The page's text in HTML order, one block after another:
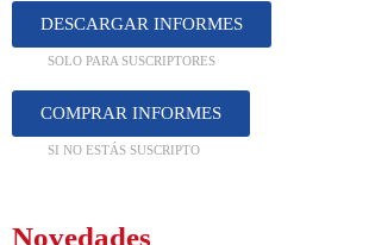
DESCARGAR INFORMES
SOLO PARA SUSCRIPTORES
COMPRAR INFORMES
SI NO ESTÁS SUSCRIPTO
Novedades